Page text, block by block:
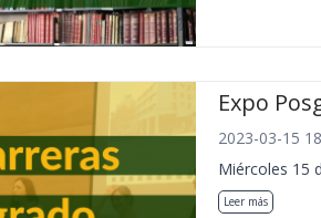
Expo
2023-03-15
Miércoles 15
Leer más